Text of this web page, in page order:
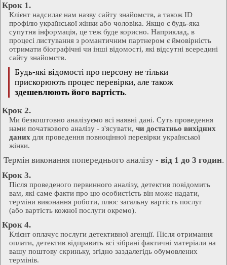
Крок 1.
Клієнт надсилає нам назву сайту знайомств, а також ID
профілю української жінки або чоловіка. Якщо є будь-яка
супутня інформація, це теж буде корисно. Наприклад, в
процесі листування з романтичним партнером є ймовірність
отримати біографічні чи інші відомості, які відсутні всередині
сайту знайомств.
Будь-які відомості про персону не тільки
прискорюють процес перевірки, але також
здешевлюють його вартість.
Крок 2.
Ми безкоштовно аналізуємо всі наявні дані. Суть проведення
нами початкового аналізу - з'ясувати, чи достатньо вихідних
даних для проведення повноцінної перевірки української
жінки.
Термін виконання попереднього аналізу - від 1 до 3 годин.
Крок 3.
Після проведеного первинного аналізу, детектив повідомить
вам, які саме факти про цю особистість він може надати,
терміни виконання роботи, плюс загальну вартість послуг
(або вартість кожної послуги окремо).
Крок 4.
Клієнт оплачує послуги детективної агенції. Після отримання
оплати, детектив відправить всі зібрані фактичні матеріали на
вашу поштову скриньку, згідно заздалегідь обумовлених
термінів.